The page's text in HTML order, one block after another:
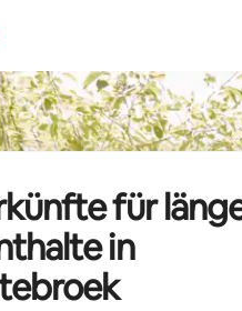
für
in